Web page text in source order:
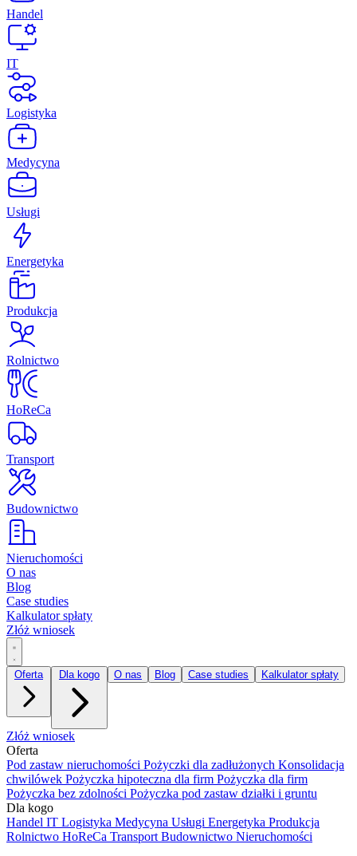
Handel
IT
Logistyka
Medycyna
Usługi
Energetyka
Produkcja
Rolnictwo
HoReCa
Transport
Budownictwo
Nieruchomości
O nas
Blog
Case studies
Kalkulator spłaty
Złóż wniosek
Oferta Dla kogo O nas Blog Case studies Kalkulator spłaty
Złóż wniosek
Oferta
Pod zastaw nieruchomości Pożyczki dla zadłużonych Konsolidacja
chwilówek Pożyczka hipoteczna dla firm Pożyczka dla firm
Pożyczka bez zdolności Pożyczka pod zastaw działki i gruntu
Dla kogo
Handel IT Logistyka Medycyna Usługi Energetyka Produkcja
Rolnictwo HoReCa Transport Budownictwo Nieruchomości